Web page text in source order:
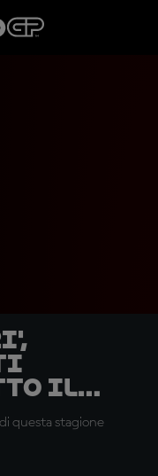
il
questa stagione